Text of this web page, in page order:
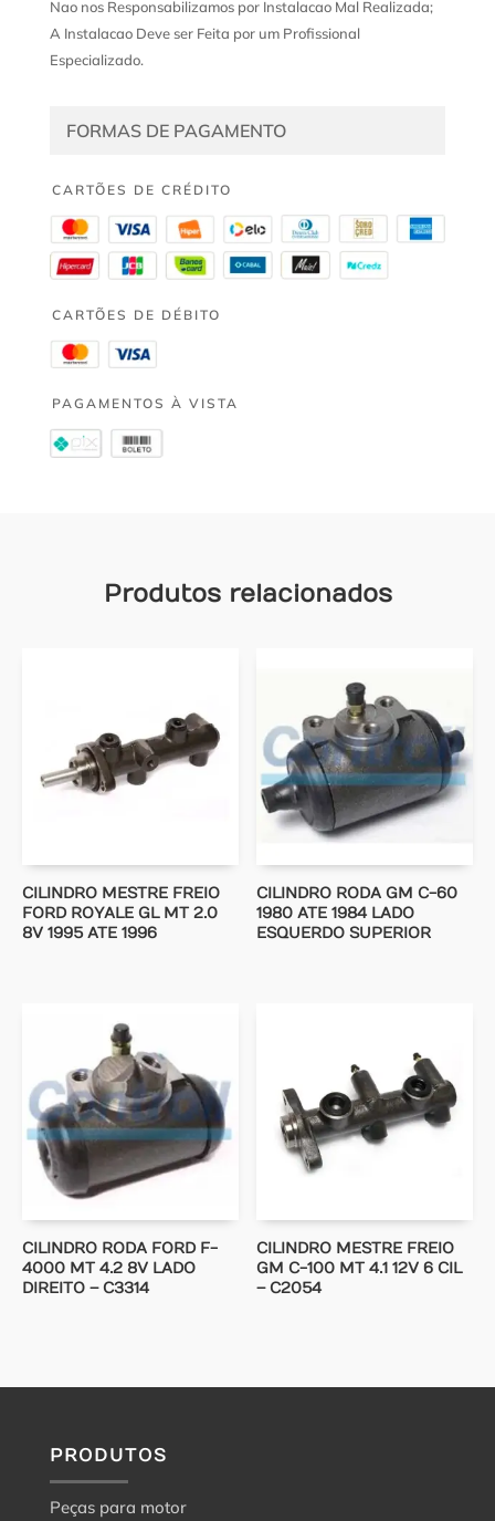
Nao nos Responsabilizamos por Instalacao Mal Realizada;
A Instalacao Deve ser Feita por um Profissional
Especializado.
FORMAS DE PAGAMENTO
CARTÕES DE CRÉDITO
CARTÕES DE DÉBITO
PAGAMENTOS À VISTA
Produtos relacionados
CILINDRO MESTRE FREIO
FORD ROYALE GL MT 2.0
8V 1995 ATE 1996
CILINDRO RODA GM C-60
1980 ATE 1984 LADO
ESQUERDO SUPERIOR
CILINDRO RODA FORD F-
4000 MT 4.2 8V LADO
DIREITO – C3314
CILINDRO MESTRE FREIO
GM C-100 MT 4.1 12V 6 CIL
– C2054
PRODUTOS
Peças para motor